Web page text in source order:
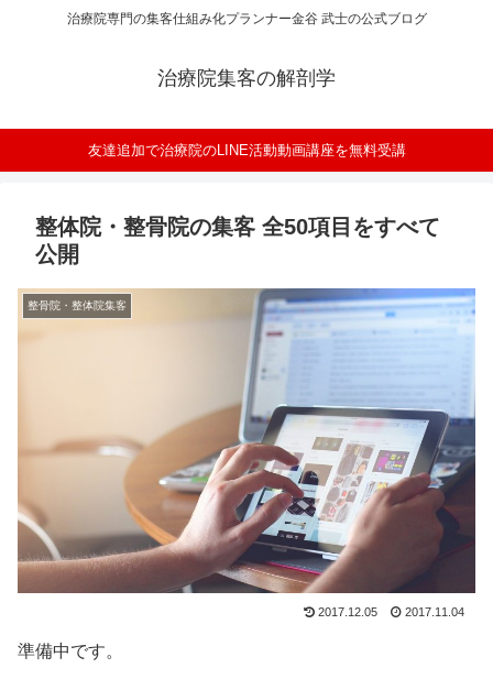
治療院専門の集客仕組み化プランナー金谷 武士の公式ブログ
治療院集客の解剖学
友達追加で治療院のLINE活動動画講座を無料受講
整体院・整骨院の集客 全50項目をすべて
公開
整骨院・整体院集客
2017.12.05 2017.11.04
準備中です。